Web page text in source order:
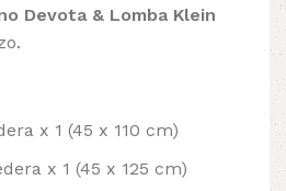
Devota & Lomba Klein
x 1 (45 x 110 cm)
x 1 (45 x 125 cm)